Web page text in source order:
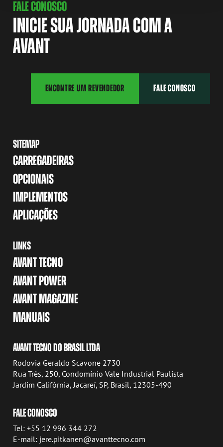
FALE CONOSCO
INICIE SUA JORNADA COM A
AVANT
ENCONTRE UM REVENDEDOR FALE CONOSCO
SITEMAP
CARREGADEIRAS
OPCIONAIS
IMPLEMENTOS
APLICAÇÕES
LINKS
AVANT TECNO
AVANT POWER
AVANT MAGAZINE
MANUAIS
AVANT TECNO DO BRASIL LTDA
Rodovia Geraldo Scavone 2730
Rua Três, 250, Condomínio Vale Industrial Paulista
Jardim Califórnia, Jacareí, SP, Brasil, 12305-490
FALE CONOSCO
Tel: +55 12 996 344 272
E-mail: jere.pitkanen@avanttecno.com